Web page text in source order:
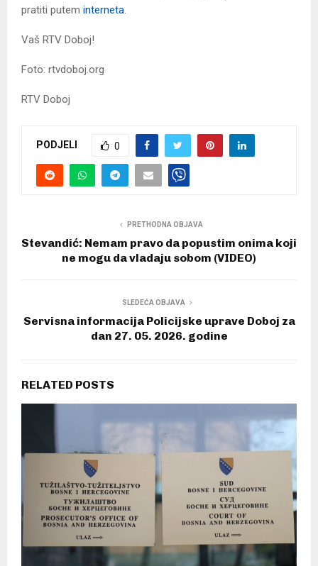
pratiti putem interneta.
Vaš RTV Doboj!
Foto: rtvdoboj.org
RTV Doboj
PODJELI 0
PRETHODNA OBJAVA
Stevandić: Nemam pravo da popustim onima koji
ne mogu da vladaju sobom (VIDEO)
SLEDEĆA OBJAVA
Servisna informacija Policijske uprave Doboj za
dan 27. 05. 2026. godine
RELATED POSTS